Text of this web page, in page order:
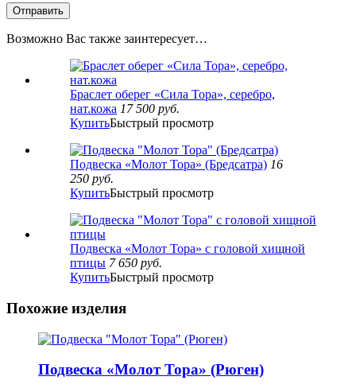
Возможно Вас также заинтересует…
Браслет оберег «Сила Тора», серебро,
нат.кожа 17 500 руб.
КупитьБыстрый просмотр
Подвеска «Молот Тора» (Бредсатра) 16
250 руб.
КупитьБыстрый просмотр
Подвеска «Молот Тора» с головой хищной
птицы 7 650 руб.
КупитьБыстрый просмотр
Похожие изделия
Подвеска «Молот Тора» (Рюген)